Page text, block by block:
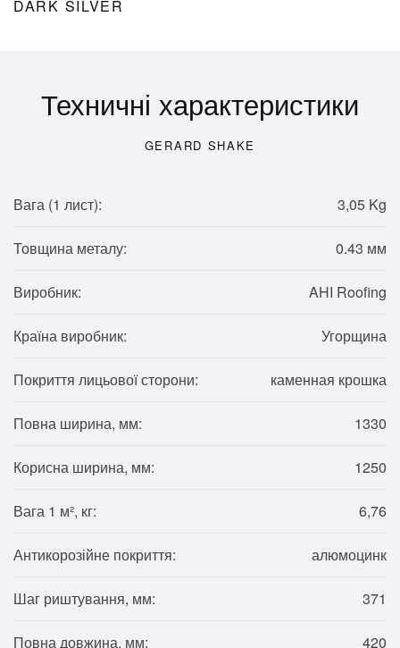
DARK SILVER
Техничні характеристики
GERARD SHAKE
Вага (1 лист): 3,05 Kg
Товщина металу: 0.43 мм
Виробник: AHI Roofing
Країна виробник: Угорщина
Покриття лицьової сторони: каменная крошка
Повна ширина, мм: 1330
Корисна ширина, мм: 1250
Вага 1 м², кг: 6,76
Антикорозійне покриття: алюмоцинк
Шаг риштування, мм: 371
Повна довжина, мм: 420